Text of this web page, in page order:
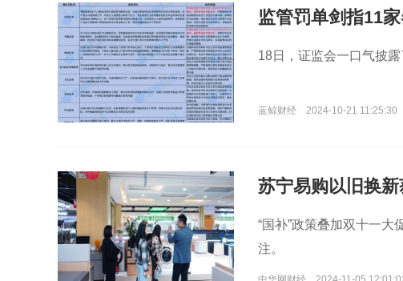
监管罚单剑指11
被暂停债承业务半
18日，证监会一口气披
蓝鲸财经 2024-10-21 11:25:30
苏宁易购以旧换
“国补”政策叠加双十一
注。